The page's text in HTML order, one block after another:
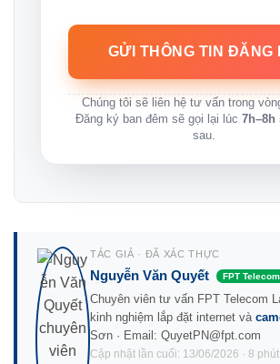
Chúng tôi sẽ liên hệ tư vấn trong
Đăng ký ban đêm sẽ gọi lại lúc 7h–8h
sau.
TÁC GIẢ · ĐÃ XÁC THỰC
Nguyễn Văn Quyết FPT Telecom
Chuyên viên tư vấn FPT Telecom
kinh nghiệm lắp đặt internet và
Sơn · Email: QuyetPN@fpt.com
Cập nhật lần cuối: 13/06/2026 · 8